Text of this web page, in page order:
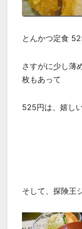
とんかつ定食
さすがに少し薄
枚もあって
525円は、嬉し
そして、探険王